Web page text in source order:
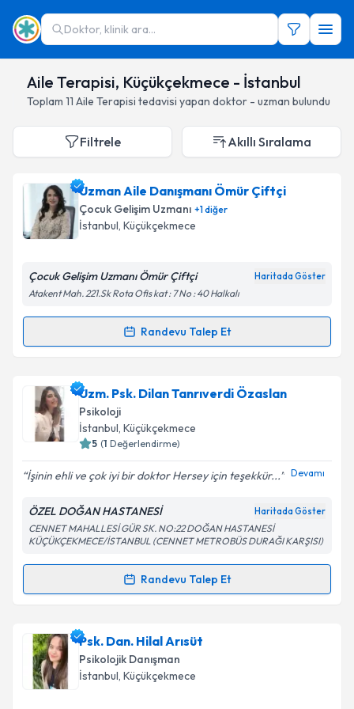
Doktor, klinik ara...
Aile Terapisi, Küçükçekmece - İstanbul
Toplam 11 Aile Terapisi tedavisi yapan doktor - uzman bulundu
Filtrele Akıllı Sıralama
Uzman Aile Danışmanı Ömür Çiftçi
Çocuk Gelişim Uzmanı +1diğer
İstanbul, Küçükçekmece
Çocuk Gelişim Uzmanı Ömür Çiftçi Haritada Göster
Atakent Mah. 221.Sk Rota Ofis kat : 7 No : 40 Halkalı
Randevu Talep Et
Randevu Takvimi Talebi
Uzman Aile Danışmanı Ömür Çiftçiiçin randevu
takvimi talebi oluşturun. Size bu uzmandan randevu
almanız için bir takvim hazırlandığında e-posta ile
bilgilendireceğiz.
E-posta Adresiniz
Kişisel verilerimin işlenmesine ilişkinAydınlatma
Metni'ni okudum ve kişisel verilerimin belirtilen
kapsamda işlenmesini kabul ediyorum.
Uzm. Psk. Dilan Tanrıverdi Özaslan
Psikoloji
İstanbul, Küçükçekmece
5 (1 Değerlendirme)
İşinin ehli ve çok iyi bir doktor Hersey için teşekkür... Devamı
ÖZEL DOĞAN HASTANESİ Haritada Göster
CENNET MAHALLESİ GÜR SK. NO:22 DOĞAN HASTANESİ
KÜÇÜKÇEKMECE/İSTANBUL (CENNET METROBÜS DURAĞI KARŞISI)
Randevu Talep Et
Randevu Takvimi Talebi
Uzm. Psk. Dilan Tanrıverdi Özaslan
takvimi talebi oluşturun. Size bu uzmandan randevu
almanız için bir takvim hazırlandığında e-posta ile
bilgilendireceğiz.
Psk. Dan. Hilal Arısüt
Psikolojik Danışman
İstanbul, Küçükçekmece